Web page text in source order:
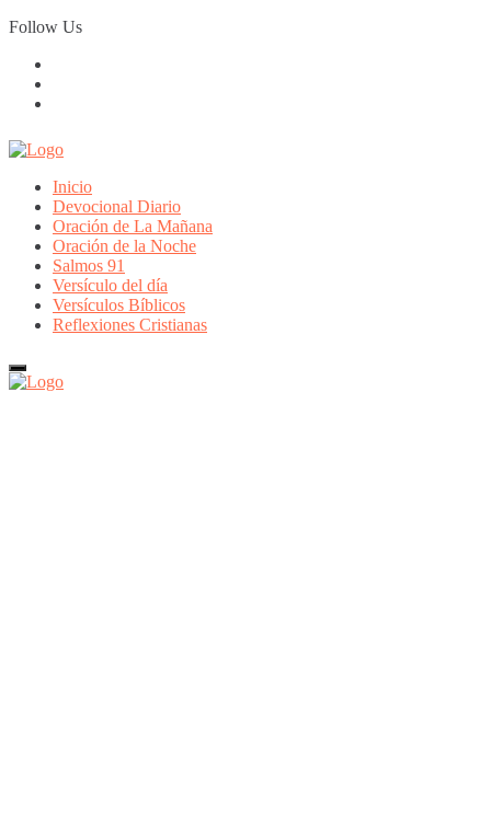
Skip
to
Follow Us
Inicio
Devocional Diario
Oración de La Mañana
Oración de la Noche
Salmos 91
Versículo del día
Versículos Bíblicos
Reflexiones Cristianas